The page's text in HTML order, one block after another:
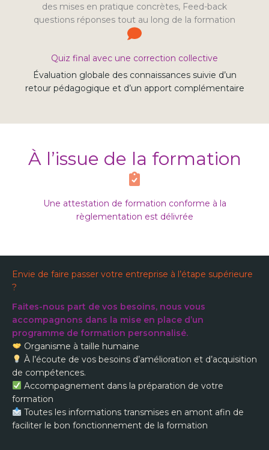
des mises en pratique concrètes, Feed-back
questions réponses tout au long de la formation
Quiz final avec une correction collective
Évaluation globale des connaissances suivie d’un
retour pédagogique et d’un apport complémentaire
À l’issue de la formation
Une attestation de formation conforme à la
règlementation est délivrée
Envie de faire passer votre entreprise à l’étape supérieure
?
Faites-nous part de vos besoins, nous vous
accompagnons dans la mise en place d’un
programme de formation personnalisé.
​ Organisme à taille humaine
​ À l’écoute de vos besoins d’amélioration et d’acquisition
de compétences.
​ Accompagnement dans la préparation de votre
formation
​ Toutes les informations transmises en amont afin de
faciliter le bon fonctionnement de la formation